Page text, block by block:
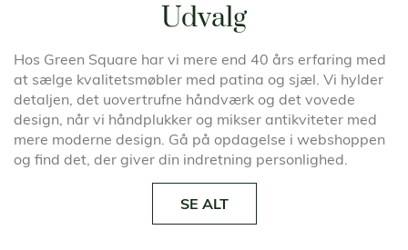
Udvalg
Hos Green Square har vi mere end 40 års erfaring med
at sælge kvalitetsmøbler med patina og sjæl. Vi hylder
detaljen, det uovertrufne håndværk og det vovede
design, når vi håndplukker og mikser antikviteter med
mere moderne design. Gå på opdagelse i webshoppen
og find det, der giver din indretning personlighed.
SE ALT